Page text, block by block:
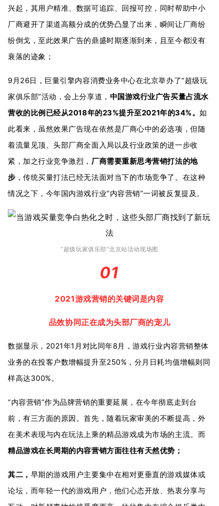
兴起，其用户精准、数据可追踪、回报可控，同时帮助中小
厂商避开了渠道高额分成的优势凸显了出来，瞬间让厂商纷
纷倒戈，至此效果广告的鼎盛时期逐渐到来，且至今都没有
衰落的迹象；
9月26日，巨量引擎内容消费业务中心在北京举办了“超级玩
家俱乐部”活动，会上分享道， 中国游戏行业广告买量占流水
营收的比例已经从2018年的23%提升至2021年的34%。如
此看来，虽然效果广告现在依然是厂商心中的必选项，但随
着流量见顶、头部厂商全面入局以及行业政策的进一步收
紧，加之行业竞争激烈， 厂商需要重新思考营销打法的地
步 ，传统买量打法已经无法面对当下的市场竞争了。在这种
情况之下，今年国内游戏行业“内容营销”一词被反复提及。
“超级玩家俱乐部”北京站活动现场图
01
2021游戏营销的关键词是内容
品效协同正在成为头部厂商的宠儿
数据显示，2021年1月对比同年8月，游戏行业内容营销整体
业务的在投客户数增幅提升至250%，分月日耗均值增幅则同
样高达300%。
“内容营销”作为品牌营销的重要延展，在今年彻底走到台
前，有三方面的原因。首先，随着玩家审美的不断提高，外
在美术表现与内在玩法上乘的精品游戏成为市场的主流。而
精品游戏在长周期的内容营销方面往往有天然优势；
其二， 早期的游戏用户主要集中在相对更垂直的游戏媒体或
论坛，而年轻一代的游戏用户，他们心态开放、热衷分享与